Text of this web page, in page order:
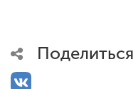
Поделиться